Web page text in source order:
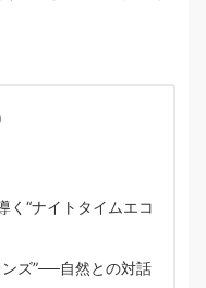
“ナイトタイムエコ
ズ”──自然との対話